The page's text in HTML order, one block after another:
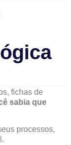
fichas de
sabia que
processos,